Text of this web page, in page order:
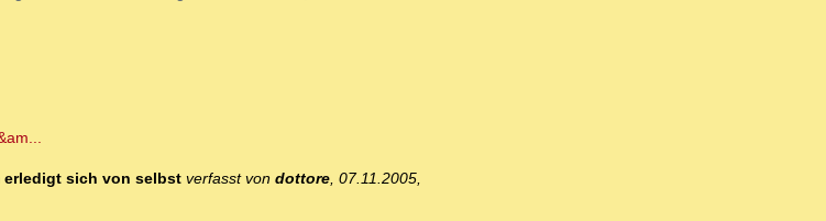
erledigt sich von selbst verfasst von dottore, 07.11.2005,